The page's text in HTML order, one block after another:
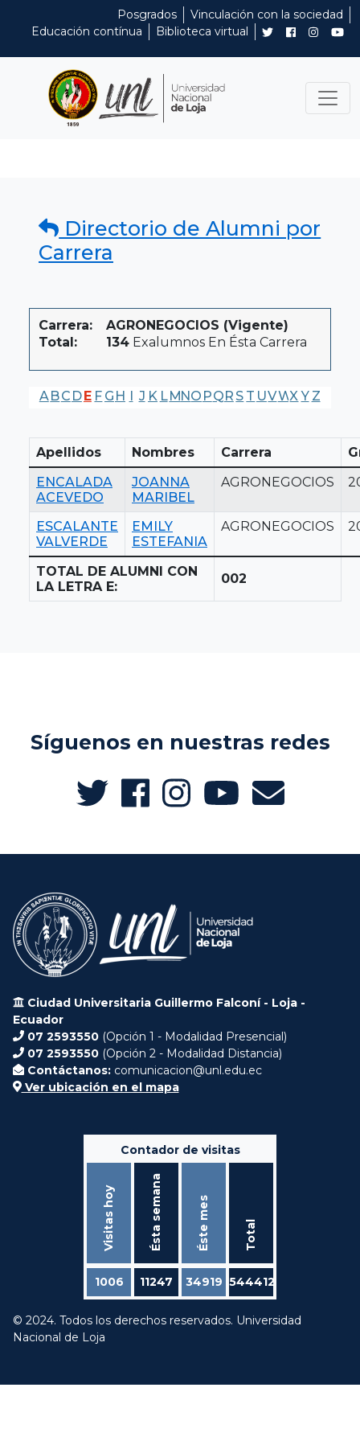
Posgrados
Vinculación con la sociedad
Educación contínua
Biblioteca virtual
Directorio de Alumni por
Carrera
Carrera:
AGRONEGOCIOS (Vigente)
Total:
134 Exalumnos En Ésta Carrera
A BC DE F G H I J K LMNO PQR S T UVWX Y Z
Apellidos Nombres Carrera
ENCALADA
ACEVEDO
JOANNA
MARIBEL
AGRONEGOCIOS
ESCALANTE
VALVERDE
EMILY
ESTEFANIA
AGRONEGOCIOS
TOTAL DE ALUMNI CON
LA LETRA E:
002
Síguenos en nuestras redes
Ciudad Universitaria Guillermo Falconí - Loja -
Ecuador
07 2593550 (Opción 1 - Modalidad Presencial)
07 2593550 (Opción 2 - Modalidad Distancia)
Contáctanos: comunicacion@unl.edu.ec
Ver ubicación en el mapa
Contador de visitas
Visitas hoy Ésta semana Éste mes Total
1006 11247 34919 544412
© 2024. Todos los derechos reservados. Universidad
Nacional de Loja